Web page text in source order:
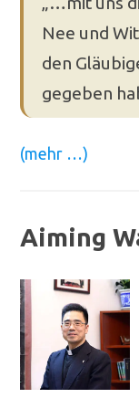
Nee und
den
gegeben
(mehr …)
Aiming